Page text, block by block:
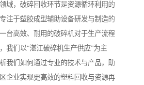
域，破碎回收环节是资源循环利用的
注于塑胶成型辅助设备研发与制造的
台高效、耐用的破碎机对于生产流程
我们以“湛江破碎机生产供应”为主
我们如何通过专业的技术与产品，助
企业实现更高效的塑料回收与资源再